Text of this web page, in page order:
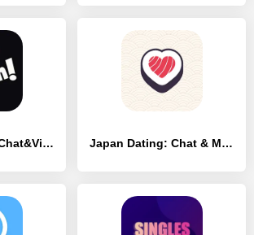
SoMatch-Meet&Chat&Virtual Life - [Полная версия] Japan Dating: Chat & Meet Love - [Без рекламы]